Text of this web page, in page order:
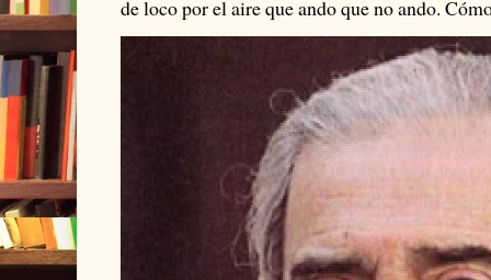
de loco por el aire que ando que no ando.